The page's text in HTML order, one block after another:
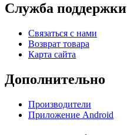
Служба поддержки
Связаться с нами
Возврат товара
Карта сайта
Дополнительно
Производители
Приложение Android